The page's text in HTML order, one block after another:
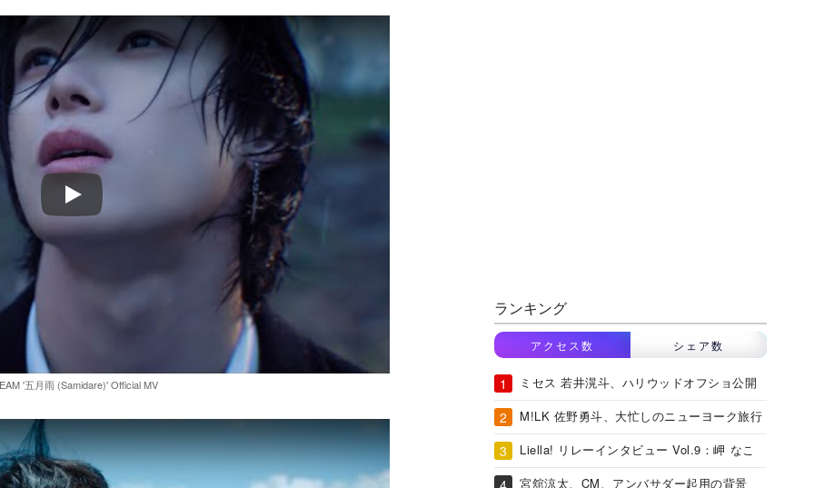
'五月雨 (Samidare)' Official MV
ランキング
アクセス数 シェア数
ミセス 若井滉斗、ハリウッドオフショ公開
M!LK 佐野勇斗、大忙しのニューヨーク旅行
Liella! リレーインタビュー Vol.9：岬 なこ
宮舘涼太、CM、アンバサダー起用の背景